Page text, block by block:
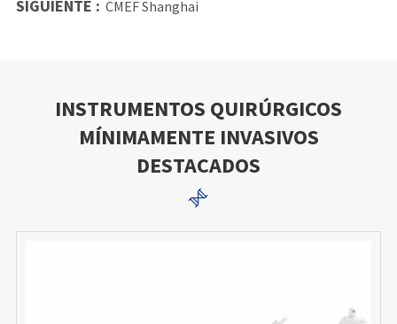
SIGUIENTE : CMEF Shanghai
INSTRUMENTOS QUIRÚRGICOS
MÍNIMAMENTE INVASIVOS
DESTACADOS
